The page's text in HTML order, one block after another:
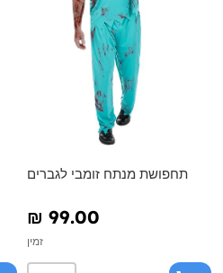
תחפושת מנתח זומבי לגברים
₪‎ 99.00
זמין